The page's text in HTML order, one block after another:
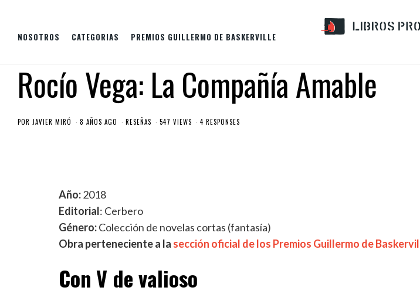
NOSOTROS CATEGORIAS PREMIOS GUILLERMO DE BASKERVILLE
Rocío Vega: La Compañía Amable
POR JAVIER MIRÓ 8 AÑOS AGO RESEÑAS 547 VIEWS 4 RESPONSES
Año:2018
Editorial: Cerbero
Género:Colección de novelas cortas (fantasía)
Obra perteneciente a la sección oficial de los Premios Guillermo de
Con V de valioso